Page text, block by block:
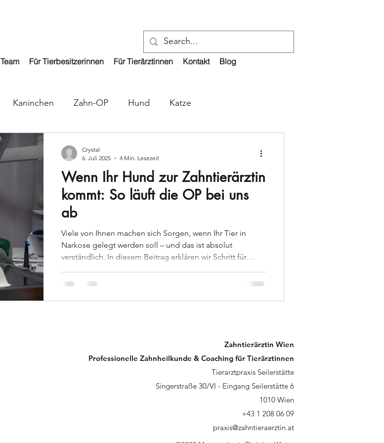
Team Für Tierbesitzerinnen Für Tierärztinnen Kontakt Blog
Kaninchen Zahn-OP Hund Katze
Wenn Ihr Hund zur Zahntierärztin
kommt: So läuft die OP bei uns
ab
Viele von Ihnen machen sich Sorgen, wenn Ihr Tier in
Narkose gelegt werden soll – und das ist absolut
verständlich. In diesem Beitrag erklären wir Schritt für
und gehen auf die häufigsten Fragen und Sorgen von
Crystal
6. Juli 2025
4 Min. Lesezeit
Zahntierärztin Wien
Professionelle Zahnheilkunde & Coaching für Tierärztinnen
Tierarztpraxis Seilerstätte
Singerstraße 30/VI - Eingang Seilerstätte 6
1010 Wien
+43 1 208 06 09
praxis@zahntieraerztin.at